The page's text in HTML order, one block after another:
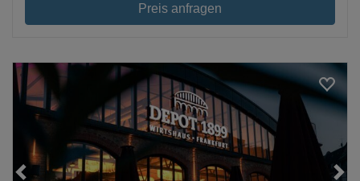
Preis anfragen
Loading...